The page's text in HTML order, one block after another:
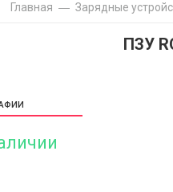
Главная Зарядные
ПЗУ